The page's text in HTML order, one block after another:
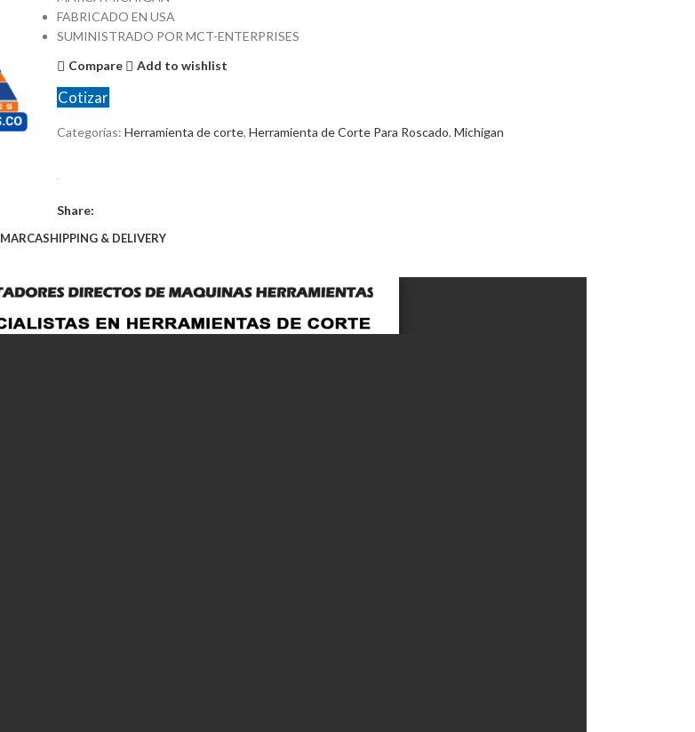
FABRICADO EN USA
SUMINISTRADO POR MCT-ENTERPRISES
Compare
Add to wishlist
Cotizar
Categorías: Herramienta de corte, Herramienta de Corte Para Roscado, Michigan
Share:
MARCASHIPPING & DELIVERY